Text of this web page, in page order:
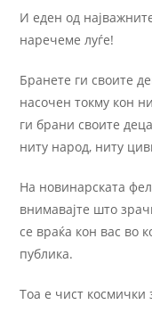
И еден од
наречеме луѓе!
Бранете ги своите
насочен токму кон
ги брани своите
ниту народ, ниту
На новинарската
внимавајте што
се враќа кон вас во
публика.
Тоа е чист космички